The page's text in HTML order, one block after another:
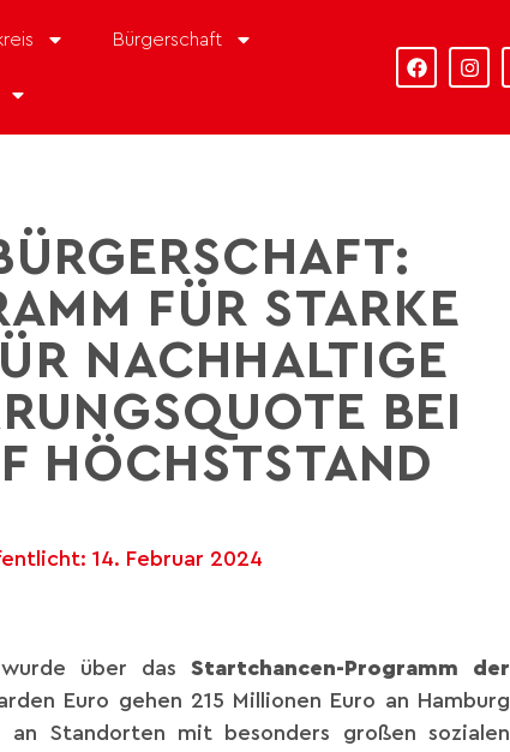
Bürgerschaft
FÜR STARKE
NACHHALTIGE
BEI
HÖCHSTSTAND
14. Februar 2024
wurde über dasStartchancen-Programm der
Euro gehen 215 Millionen Euro an Hamburg
Standorten mit besonders großen sozialen